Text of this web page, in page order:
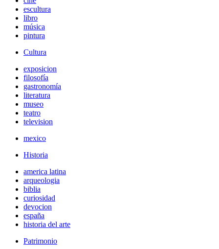
escultura
libro
música
pintura
Cultura
exposicion
filosofía
gastronomía
literatura
museo
teatro
television
mexico
Historia
america latina
arqueologia
biblia
curiosidad
devocion
españa
historia del arte
Patrimonio